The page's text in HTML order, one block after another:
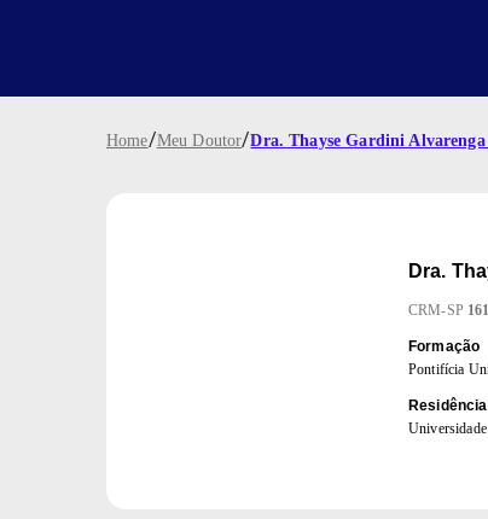
Home/Meu Doutor/Dra. Thayse Gardini
Dra.
CRM-SP
Formação
Pontifícia
Residência